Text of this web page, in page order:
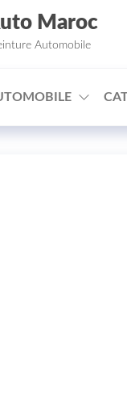
Maroc
Automobile